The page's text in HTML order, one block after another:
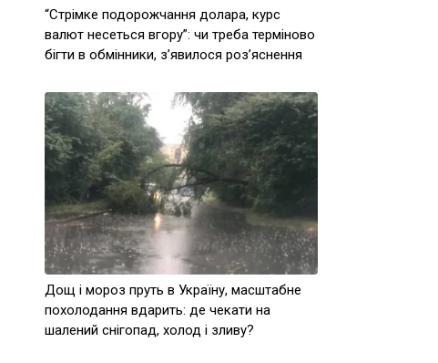
“Стрімке подорожчання долара, курс
валют несеться вгору”: чи треба терміново
бігти в обмінники, з’явилося роз’яснення
Дощ і мороз пруть в Україну, масштабне
похолодання вдарить: де чекати на
шалений снігопад, холод і зливу?